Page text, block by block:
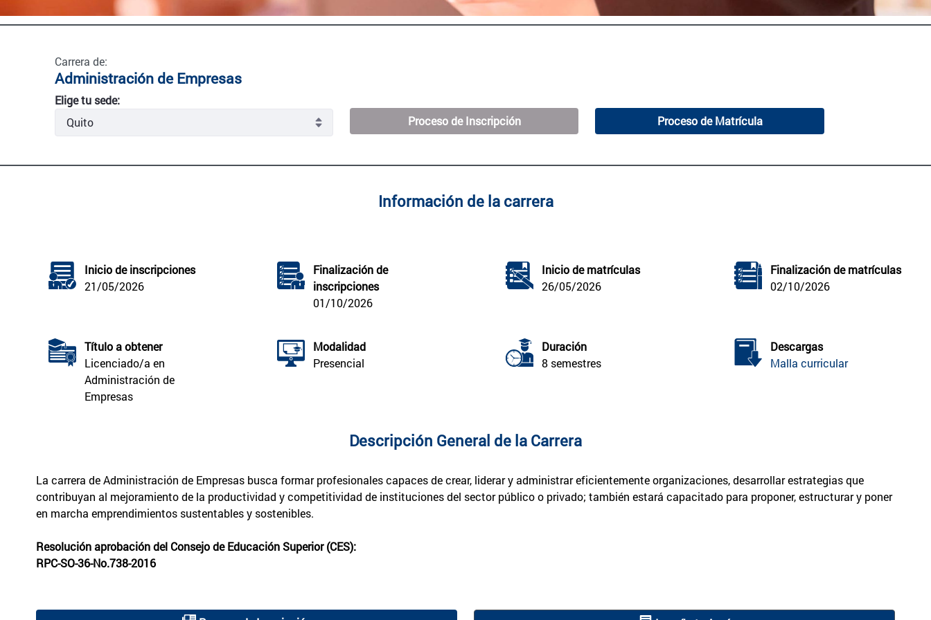
Carrera de:
Administración de Empresas
Elige tu sede:
Proceso de Inscripción
Proceso de Matrícula
Información de la carrera
Inicio de inscripciones
21/05/2026
Finalización de
inscripciones
01/10/2026
Inicio de matrículas
26/05/2026
Finalización de matrículas
02/10/2026
Título a obtener
Licenciado/a en
Administración de
Empresas
Modalidad
Presencial
Duración
8 semestres
Descargas
Malla curricular
Descripción General de la Carrera
La carrera de Administración de Empresas busca formar profesionales capaces de crear, liderar y administrar eficientemente organizaciones, desarrollar estrategias que
contribuyan al mejoramiento de la productividad y competitividad de instituciones del sector público o privado; también estará capacitado para proponer, estructurar y poner
en marcha emprendimientos sustentables y sostenibles.
Resolución aprobación del Consejo de Educación Superior (CES):
RPC-SO-36-No.738-2016